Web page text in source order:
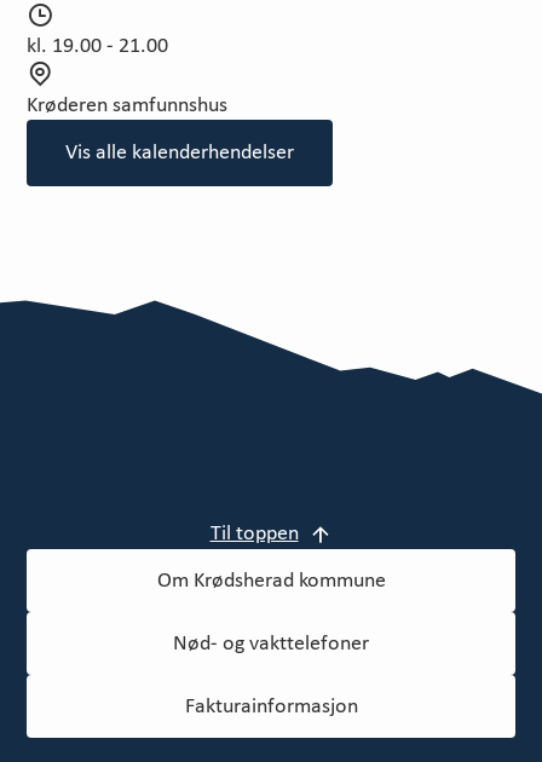
o
i
s
p
n
kl. 19.00 - 21.00
t
Krøderen samfunnshus
Vis alle kalenderhendelser
Til toppen
Om Krødsherad kommune
Nød- og vakttelefoner
Fakturainformasjon